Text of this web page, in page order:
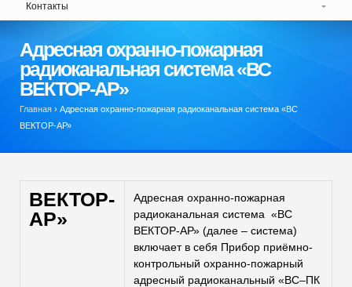
Контакты
Адресная охранно-пожарная
радиоканальная система «ВС
ВЕКТОР-АР»
Главная › Адресная охранно-пожарная радиоканальная система «ВС
ВЕКТОР-АР»
ВЕКТОР-
АР»
Адресная охранно-пожарная
радиоканальная система «ВС
ВЕКТОР-АР» (далее – система)
включает в себя Прибор приёмно-
контрольный охранно-пожарный
адресный радиоканальный «ВС–ПК